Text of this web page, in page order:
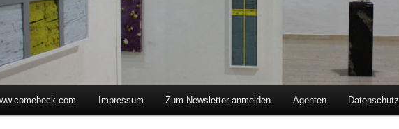
Zum Inhalt wechseln
Zum sekundären Inhalt wechseln
Impressum Zum Newsletter anmelden Agenten Datenschutz